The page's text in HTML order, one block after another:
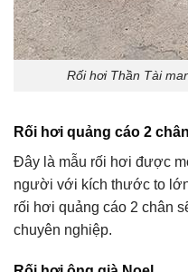
Rối hơi Thần Tài
Rối hơi quảng cáo 2
Đây là mẫu rối hơi được
người với kích thước to
rối hơi quảng cáo 2 chân
chuyên nghiệp.